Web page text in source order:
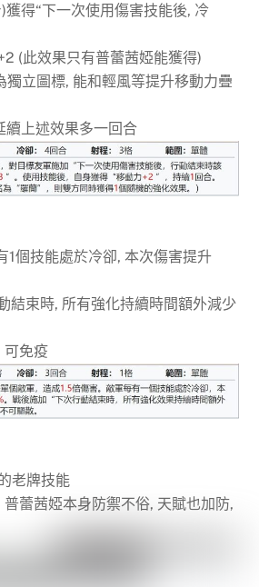
獲得“下一次使用傷害技能後, 冷
(此效果只有普蕾茜婭能獲得)
獨立圖標, 能和輕風等提升移動力疊
續上述效果多一回合
1個技能處於冷卻, 本次傷害提升
結束時, 所有強化持續時間額外減少
可免疫
老牌技能
普蕾茜婭本身防禦不俗, 天賦也加防,